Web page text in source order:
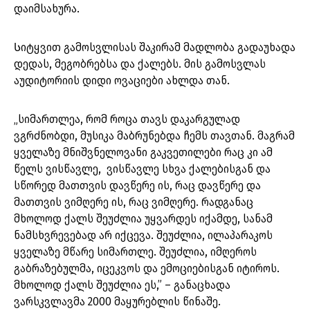
დაიმსახურა.
Სიტყვით გამოსვლისას შაკირამ მადლობა გადაუხადა
დედას, მეგობრებსა და ქალებს. მის გამოსვლას
აუდიტორიის დიდი ოვაციები ახლდა თან.
„სიმართლეა, რომ როცა თავს დაკარგულად
ვგრძნობდი, მუსიკა მაბრუნებდა ჩემს თავთან. მაგრამ
ყველაზე მნიშვნელოვანი გაკვეთილები რაც კი ამ
წელს ვისწავლე, ვისწავლე სხვა ქალებისგან და
სწორედ მათთვის დავწერე ის, რაც დავწერე და
მათთვის ვიმღერე ის, რაც ვიმღერე. რადგანაც
მხოლოდ ქალს შეუძლია უყვარდეს იქამდე, სანამ
ნამსხვრევებად არ იქცევა. შეუძლია, ილაპარაკოს
ყველაზე მწარე სიმართლე. შეუძლია, იმღეროს
გაბრაზებულმა, იცეკვოს და ემოციებისგან იტიროს.
მხოლოდ ქალს შეუძლია ეს,” – განაცხადა
ვარსკვლავმა 2000 მაყურებლის წინაშე.